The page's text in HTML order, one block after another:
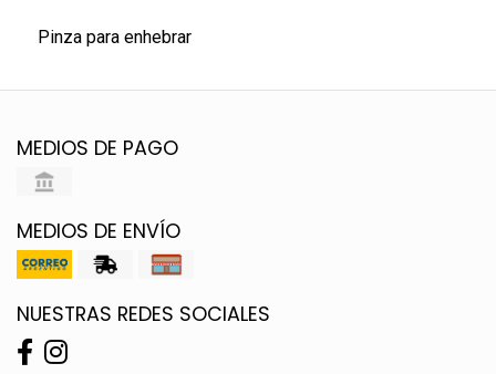
Pinza para enhebrar
MEDIOS DE PAGO
MEDIOS DE ENVÍO
NUESTRAS REDES SOCIALES